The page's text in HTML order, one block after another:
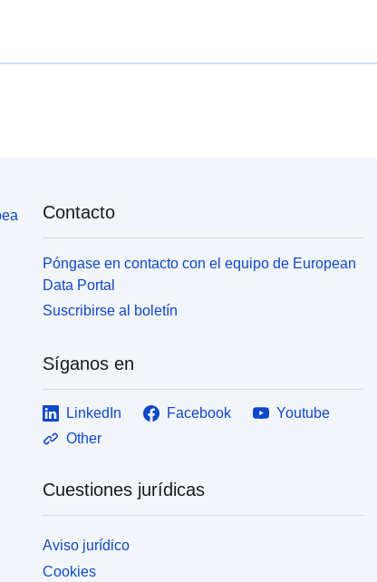
Contacto
Póngase en contacto con el equipo de European
Data Portal
Suscribirse al boletín
Síganos en
LinkedIn Facebook
Youtube
Other
Cuestiones jurídicas
Aviso jurídico
Cookies